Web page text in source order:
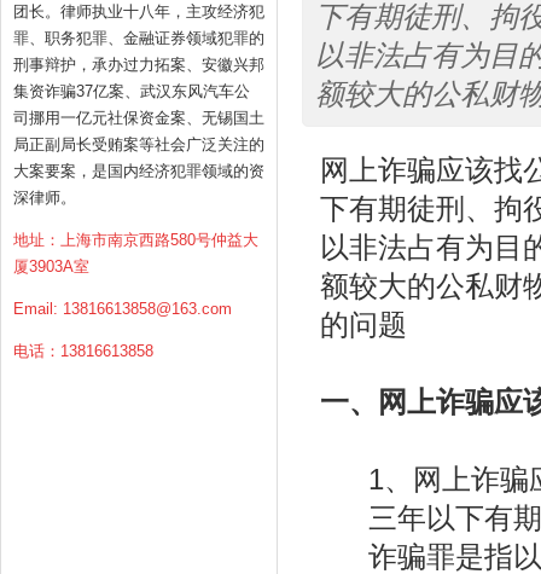
团长。律师执业十八年，主攻经济犯
罪、职务犯罪、金融证券领域犯罪的
刑事辩护，承办过力拓案、安徽兴邦
集资诈骗37亿案、武汉东风汽车公
司挪用一亿元社保资金案、无锡国土
局正副局长受贿案等社会广泛关注的
大案要案，是国内经济犯罪领域的资
深律师。
地址：上海市南京西路580号仲益大
厦3903A室
Email: 13816613858@163.com
电话：13816613858
下有期徒刑、拘
以非法占有为目
额较大的公私财
网上诈骗应该找
下有期徒刑、拘
以非法占有为目
额较大的公私财
的问题
一、网上诈骗应
1、网上诈骗
三年以下有
诈骗罪是指